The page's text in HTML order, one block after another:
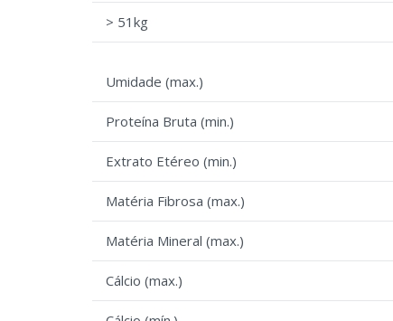
> 51kg
Umidade (max.)
Proteína Bruta (min.)
Extrato Etéreo (min.)
Matéria Fibrosa (max.)
Matéria Mineral (max.)
Cálcio (max.)